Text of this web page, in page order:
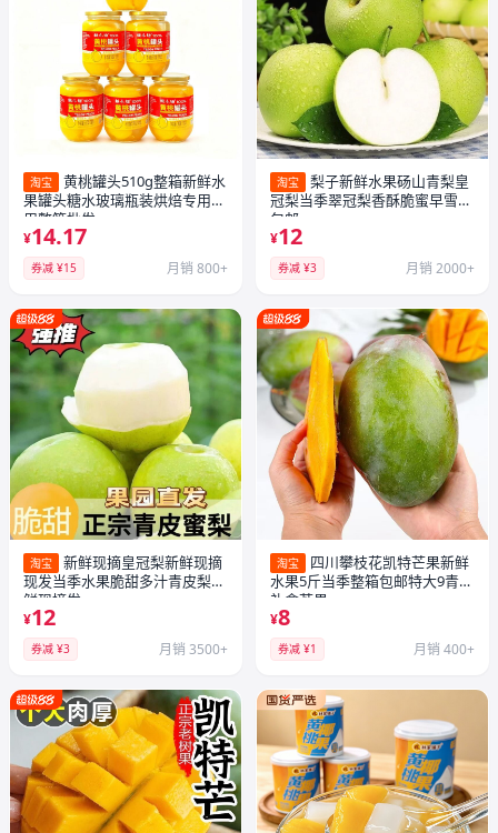
淘宝
黄桃罐头510g整箱新鲜水
果罐头糖水玻璃瓶装烘焙专用商
用整箱批发
¥14.17
券减 ¥15 月销 800+
淘宝
新鲜现摘皇冠梨新鲜现摘
现发当季水果脆甜多汁青皮梨新
鲜现摘发
¥12
券减 ¥3 月销 3500+
淘宝
梨子新鲜水果砀山青梨皇
冠梨当季翠冠梨香酥脆蜜早雪梨
包邮
¥12
券减 ¥3 月销 2000+
淘宝
四川攀枝花凯特芒果新鲜
水果5斤当季整箱包邮特大9青忙
礼盒芒果
¥8
券减 ¥1 月销 400+